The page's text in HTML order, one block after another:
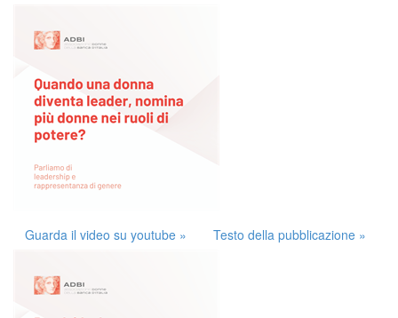
Guarda il video su youtube » Testo della pubblicazione »